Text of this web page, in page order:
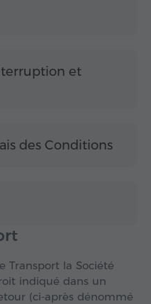
et
des Conditions
Transport la Société
indiqué dans un
(ci-après dénommé